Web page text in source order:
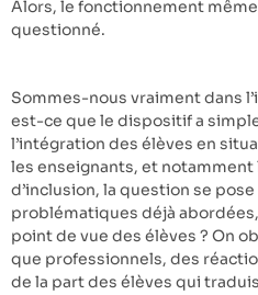
Alors, le fonctionnement
questionné.
Sommes-nous vraiment dans
est-ce que le dispositif a
l’intégration des élèves en
les enseignants, et notamment
d’inclusion, la question se
problématiques déjà
point de vue des élèves ? On
que professionnels, des
de la part des élèves qui